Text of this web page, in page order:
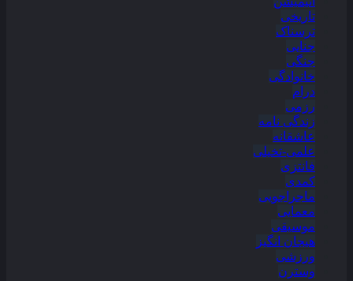
تاریخی
ترسناک
جنایی
جنگی
خانوادگی
درام
رزمی
زندگی نامه
عاشقانه
علمی-تخیلی
فانتزی
کمدی
ماجراجویی
معمایی
موسیقی
هیجان انگیز
ورزشی
وسترن